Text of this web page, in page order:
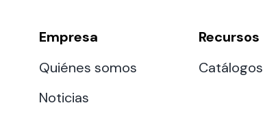
Empresa
Quiénes somos
Noticias
Recursos
Catálogos